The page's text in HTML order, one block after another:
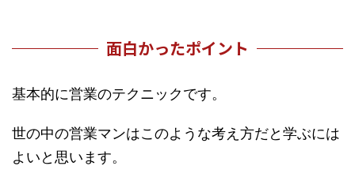
面白かったポイント
基本的に営業のテクニックです。
世の中の営業マンはこのような考え方だと学ぶには
よいと思います。